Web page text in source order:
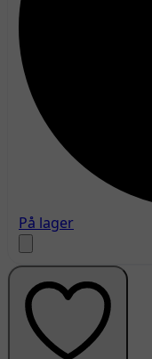
På lager